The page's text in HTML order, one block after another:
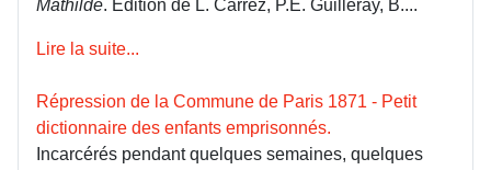
Mathilde. Édition de L. Carrez, P.E. Guilleray, B....
Lire la suite...
Répression de la Commune de Paris 1871 - Petit
dictionnaire des enfants emprisonnés.
Incarcérés pendant quelques semaines, quelques